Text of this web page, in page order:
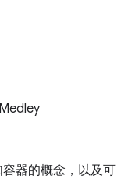
器的概念，以及可